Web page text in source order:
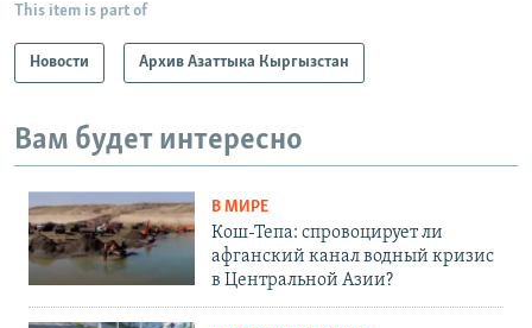
This item is part of
Новости Архив Азаттыка Кыргызстан
Вам будет интересно
В МИРЕ
Кош-Тепа: спровоцирует ли
афганский канал водный кризис
в Центральной Азии?